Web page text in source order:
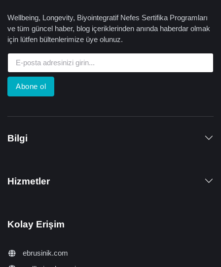
Wellbeing, Longevity, Biyointegratif Nefes Sertifika Programları
ve tüm güncel haber, blog içeriklerinden anında haberdar olmak
için lütfen bültenlerimize üye olunuz.
Abone ol
Bilgi
Hizmetler
Kolay Erişim
ebrusinik.com